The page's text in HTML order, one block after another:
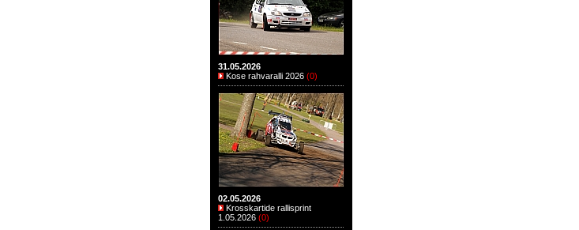
31.05.2026
Kose rahvaralli 2026 (0)
02.05.2026
Krosskartide rallisprint
1.05.2026 (0)